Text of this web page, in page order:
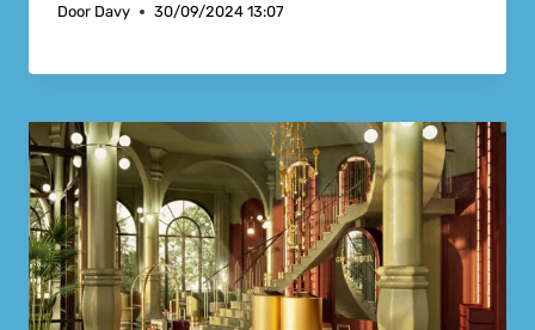
Door Davy 30/09/2024 13:07